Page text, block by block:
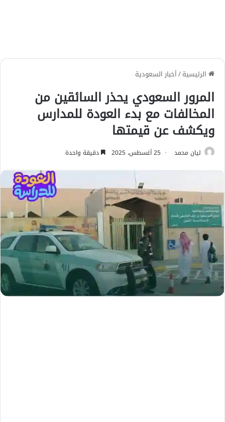
الرئيسية/أخبار السعودية
المرور السعودي يحذر السائقين من
المخالفات مع بدء العودة للمدارس
ويكشف عن قيمتها
ليان محمد 25 أغسطس، 2025 دقيقة واحدة